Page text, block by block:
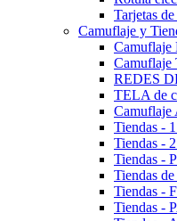
Tarjetas
Camuflaje y
Camuflaje
REDES
TELA de
Tiendas -
Tiendas -
Tiendas -
Tiendas
Tiendas -
Tiendas -